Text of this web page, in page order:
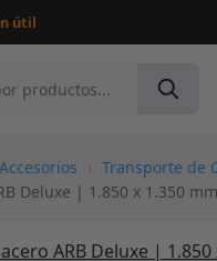
útil
Accesorios › Transporte de
Deluxe | 1.850 x 1.350 mm